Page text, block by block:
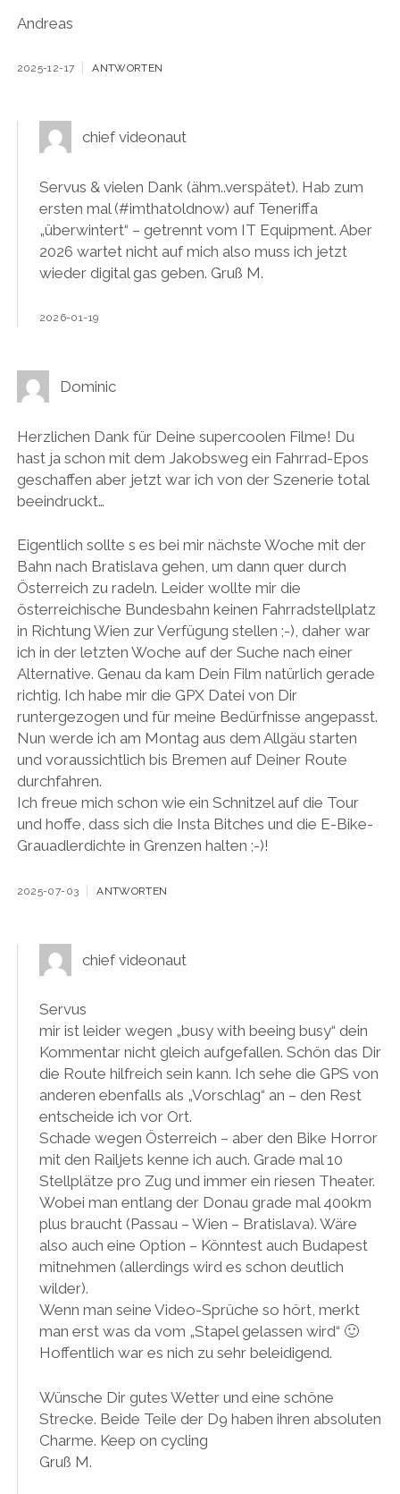
Andreas
2025-12-17 ANTWORTEN
chief videonaut
Servus & vielen Dank (ähm..verspätet). Hab zum
ersten mal (#imthatoldnow) auf Teneriffa
„überwintert“ – getrennt vom IT Equipment. Aber
2026 wartet nicht auf mich also muss ich jetzt
wieder digital gas geben. Gruß M.
2026-01-19
Dominic
Herzlichen Dank für Deine supercoolen Filme! Du
hast ja schon mit dem Jakobsweg ein Fahrrad-Epos
geschaffen aber jetzt war ich von der Szenerie total
beeindruckt…
Eigentlich sollte s es bei mir nächste Woche mit der
Bahn nach Bratislava gehen, um dann quer durch
Österreich zu radeln. Leider wollte mir die
österreichische Bundesbahn keinen Fahrradstellplatz
in Richtung Wien zur Verfügung stellen ;-), daher war
ich in der letzten Woche auf der Suche nach einer
Alternative. Genau da kam Dein Film natürlich gerade
richtig. Ich habe mir die GPX Datei von Dir
runtergezogen und für meine Bedürfnisse angepasst.
Nun werde ich am Montag aus dem Allgäu starten
und voraussichtlich bis Bremen auf Deiner Route
durchfahren.
Ich freue mich schon wie ein Schnitzel auf die Tour
und hoffe, dass sich die Insta Bitches und die E-Bike-
Grauadlerdichte in Grenzen halten ;-)!
2025-07-03 ANTWORTEN
chief videonaut
Servus
mir ist leider wegen „busy with beeing busy“ dein
Kommentar nicht gleich aufgefallen. Schön das Dir
die Route hilfreich sein kann. Ich sehe die GPS von
anderen ebenfalls als „Vorschlag“ an – den Rest
entscheide ich vor Ort.
Schade wegen Österreich – aber den Bike Horror
mit den Railjets kenne ich auch. Grade mal 10
Stellplätze pro Zug und immer ein riesen Theater.
Wobei man entlang der Donau grade mal 400km
plus braucht (Passau – Wien – Bratislava). Wäre
also auch eine Option – Könntest auch Budapest
mitnehmen (allerdings wird es schon deutlich
wilder).
Wenn man seine Video-Sprüche so hört, merkt
man erst was da vom „Stapel gelassen wird“ 🙂
Hoffentlich war es nich zu sehr beleidigend.
Wünsche Dir gutes Wetter und eine schöne
Strecke. Beide Teile der D9 haben ihren absoluten
Charme. Keep on cycling
Gruß M.